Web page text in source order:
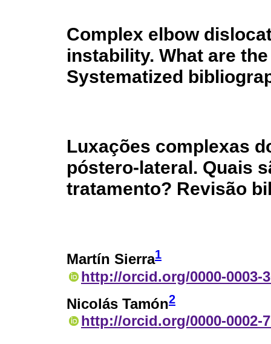
Complex elbow
instability. What are
Systematized
Luxações complexas
póstero-lateral. Quais
tratamento? Revisão
Martín Sierra1
http://orcid.org/0000-0003-
Nicolás Tamón2
http://orcid.org/0000-0002-